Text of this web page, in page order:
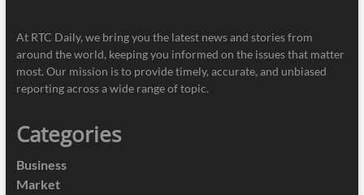
At RTC Daily, we bring you the latest news and stories from
around the world, keeping you informed on the issues that matter
most. Our mission is to provide timely, accurate, and unbiased
reporting across a wide range of topic.
Categories
Business
Market